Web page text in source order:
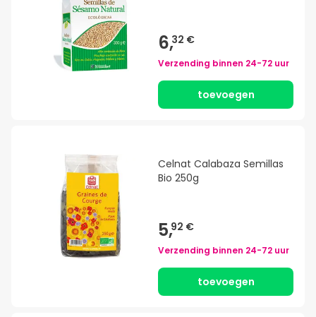
6,32 €
Verzending binnen 24-72 uur
toevoegen
Celnat Calabaza Semillas
Bio 250g
5,92 €
Verzending binnen 24-72 uur
toevoegen